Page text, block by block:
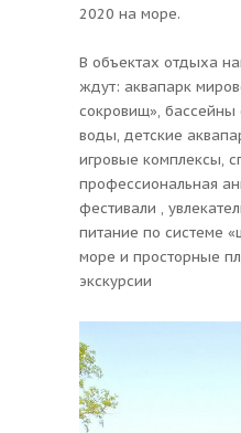
2020 на море.
В объектах отдыха
ждут: аквапарк
сокровищ», бассейны
воды, детские
игровые комплексы,
профессиональная
фестивали ,
питание по системе
море и просторные
экскурсии